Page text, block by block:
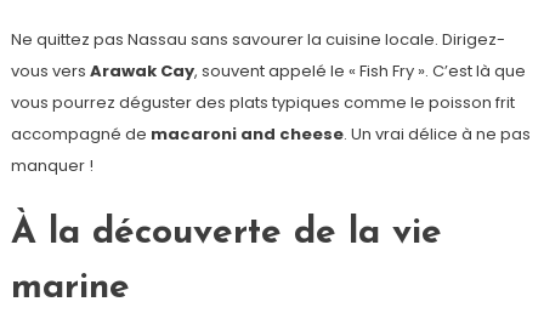
Ne quittez pas Nassau sans savourer la cuisine locale. Dirigez-
vous vers Arawak Cay, souvent appelé le « Fish Fry ». C’est là que
vous pourrez déguster des plats typiques comme le poisson frit
accompagné de macaroni and cheese. Un vrai délice à ne pas
manquer !
À la découverte de la vie
marine